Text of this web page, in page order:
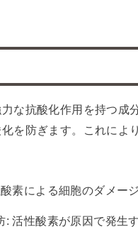
な抗酸化作用を持つ成
を防ぎます。これによ
素による細胞のダメー
: 活性酸素が原因で発生